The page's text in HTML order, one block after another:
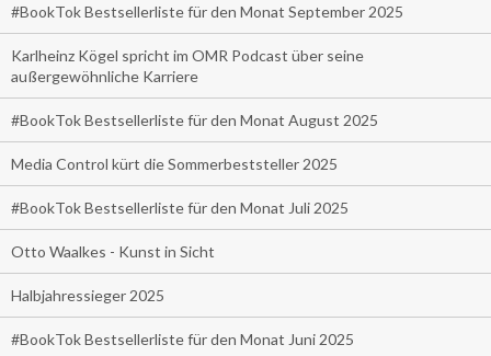
#BookTok Bestsellerliste für den Monat September 2025
Karlheinz Kögel spricht im OMR Podcast über seine
außergewöhnliche Karriere
#BookTok Bestsellerliste für den Monat August 2025
Media Control kürt die Sommerbeststeller 2025
#BookTok Bestsellerliste für den Monat Juli 2025
Otto Waalkes - Kunst in Sicht
Halbjahressieger 2025
#BookTok Bestsellerliste für den Monat Juni 2025